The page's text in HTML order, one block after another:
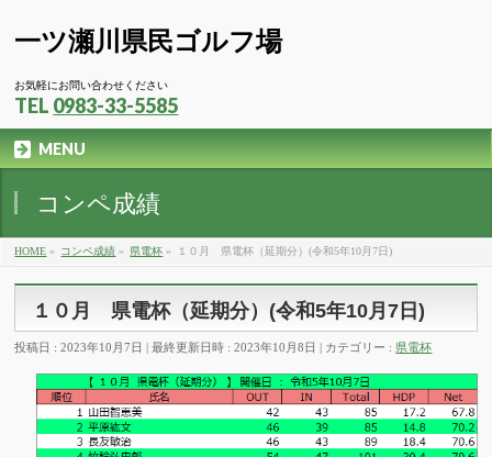
一ツ瀬川県民ゴルフ場
お気軽にお問い合わせください
TEL 0983-33-5585
MENU
コンペ成績
HOME » コンペ成績 » 県電杯 » １０月 県電杯（延期分）(令和5年10月7日)
１０月 県電杯（延期分）(令和5年10月7日)
投稿日 : 2023年10月7日 最終更新日時 : 2023年10月8日 カテゴリー : 県電杯